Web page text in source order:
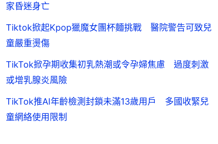
家昏迷身亡
Tiktok掀起Kpop獵魔女團杯麵挑戰 醫院警告可致兒
童嚴重燙傷
TikTok掀孕期收集初乳熱潮或令孕婦焦慮 過度刺激
或增乳腺炎風險
TikTok推AI年齡檢測封鎖未滿13歲用戶 多國收緊兒
童網絡使用限制